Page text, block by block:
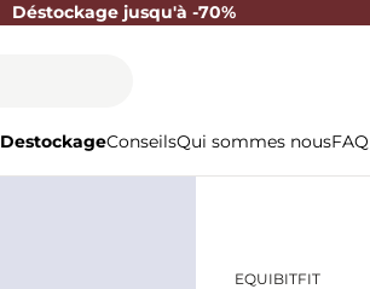
Déstockage jusqu'à -70%
DestockageConseilsQui sommes nousFAQ
EQUIBITFIT